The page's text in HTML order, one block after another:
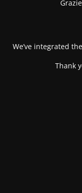
We’ve integrated
Thank